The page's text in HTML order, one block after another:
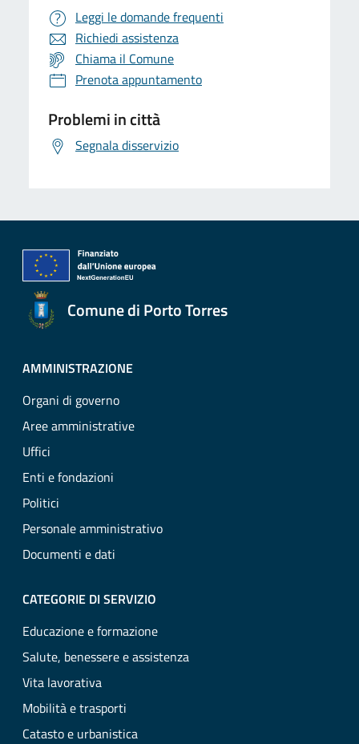
Leggi le domande frequenti
Richiedi assistenza
Chiama il Comune
Prenota appuntamento
Problemi in città
Segnala disservizio
Comune di Porto Torres
AMMINISTRAZIONE
Organi di governo
Aree amministrative
Uffici
Enti e fondazioni
Politici
Personale amministrativo
Documenti e dati
CATEGORIE DI SERVIZIO
Educazione e formazione
Salute, benessere e assistenza
Vita lavorativa
Mobilità e trasporti
Catasto e urbanistica